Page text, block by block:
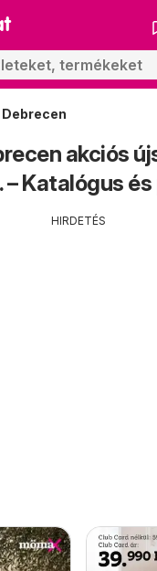
akciós
– Katalógus
HIRDETÉS